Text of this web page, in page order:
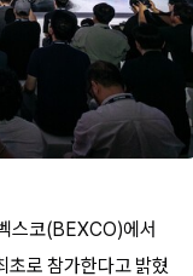
스코(BEXCO)에서
초로 참가한다고 밝혔